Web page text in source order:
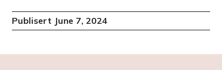
Publisert June 7, 2024